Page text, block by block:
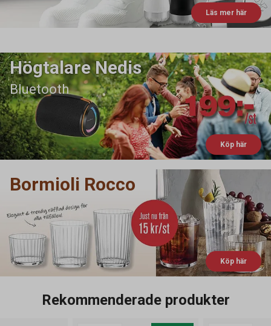
Läs mer här
Högtalare Nedis
Bluetooth
Köp här
Bormioli Rocco
Köp här
Rekommenderade produkter